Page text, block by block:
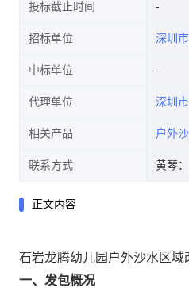
投标截止时间
招标单位 深圳
中标单位
代理单位 深圳
相关产品 户外
联系方式 黄琴
正文内容
石岩龙腾幼儿园户外沙水区域
一、发包概况